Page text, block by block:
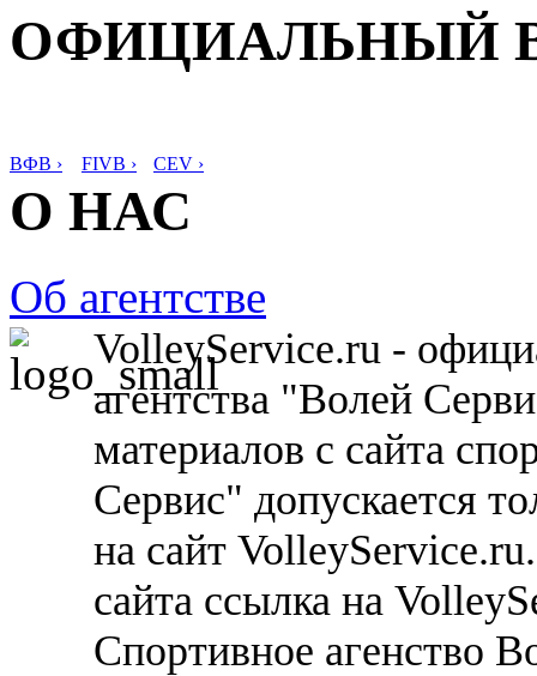
ОФИЦИАЛЬНЫЙ
ВФВ › FIVB › CEV ›
О НАС
Об агентстве
VolleyService.ru -
агентства "Волей
материалов с сайта
Сервис" допускается
на сайт
сайта ссылка на
Спортивное агенство